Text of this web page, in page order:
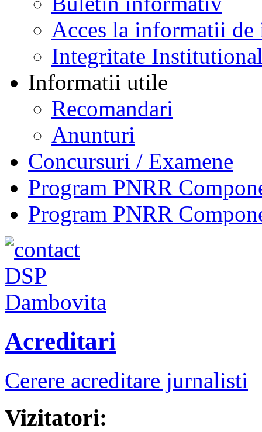
Acces la informatii de
Integritate
Informatii utile
Recomandari
Anunturi
Concursuri / Examene
Program PNRR
Program PNRR
Acreditari
Cerere acreditare jurnalisti
Vizitatori: